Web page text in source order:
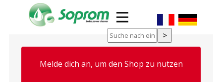
Melde dich an, um den Shop zu nutzen